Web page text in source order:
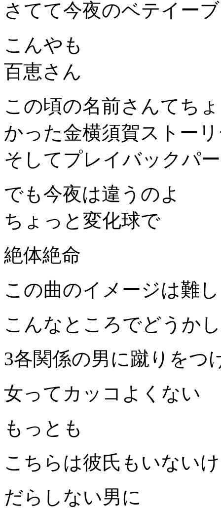
さてて今夜のベテイー
こんやも
百恵さん
この頃の名前さんてち
かった金横須賀ストー
そしてプレイバックパ
でも今夜は違うのよ
ちょっと変化球で
絶体絶命
この曲のイメージは難
こんなところでどうか
3各関係の男に蹴りをつ
女ってカッコよくない
もっとも
こちらは彼氏もいない
だらしない男に